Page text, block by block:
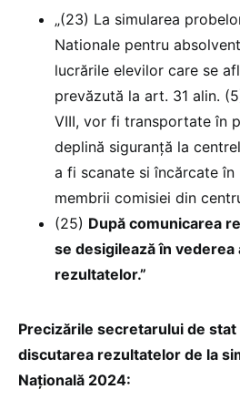
„(23) La simularea
Nationale pentru
lucrările elevilor care se
prevăzută la art. 31 alin.
VIII, vor fi transportate în
deplină siguranță la
a fi scanate si încărcate
membrii comisiei din
(25) După comunicarea
se desigilează în vederea
rezultatelor.”
Precizările secretarului de stat
discutarea rezultatelor de la
Națională 2024: